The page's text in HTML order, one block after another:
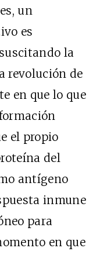
un
es
la
revolución de
en que lo que
el propio
del
antígeno
inmune
para
en que